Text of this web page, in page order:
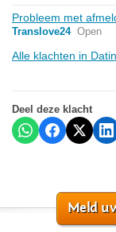
Probleem met
Translove24 Open
Alle klachten in
Deel deze klacht
Meld